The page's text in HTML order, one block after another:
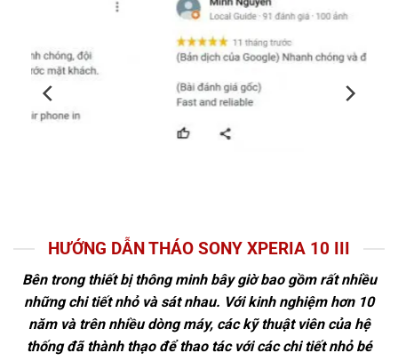
HƯỚNG DẪN THÁO SONY XPERIA 10 III
Bên trong thiết bị thông minh bây giờ bao gồm rất nhiều
những chi tiết nhỏ và sát nhau. Với kinh nghiệm hơn 10
năm và trên nhiều dòng máy, các kỹ thuật viên của hệ
thống đã thành thạo để thao tác với các chi tiết nhỏ bé